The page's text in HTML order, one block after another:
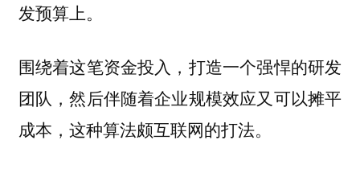
发预算上。
围绕着这笔资金投入，打造一个强悍的研发
团队，然后伴随着企业规模效应又可以摊平
成本， 这种算法颇互联网的打法。